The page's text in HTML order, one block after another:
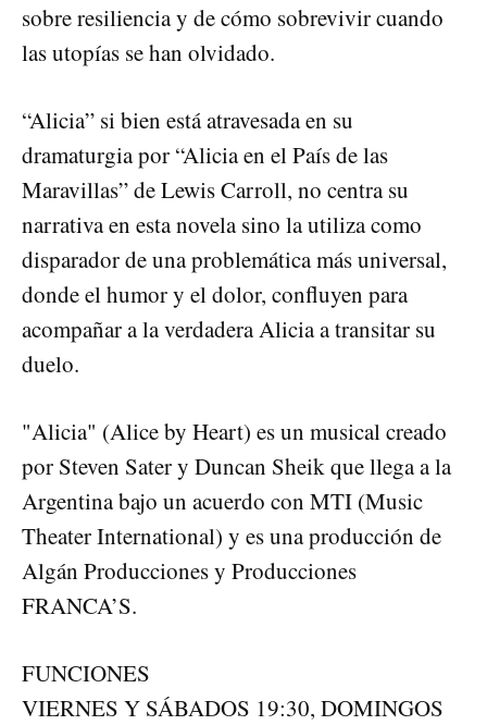
sobre resiliencia y de cómo sobrevivir cuando
las utopías se han olvidado.
“Alicia” si bien está atravesada en su
dramaturgia por “Alicia en el País de las
Maravillas” de Lewis Carroll, no centra su
narrativa en esta novela sino la utiliza como
disparador de una problemática más universal,
donde el humor y el dolor, confluyen para
acompañar a la verdadera Alicia a transitar su
duelo.
"Alicia" (Alice by Heart) es un musical creado
por Steven Sater y Duncan Sheik que llega a la
Argentina bajo un acuerdo con MTI (Music
Theater International) y es una producción de
Algán Producciones y Producciones
FRANCA’S.
FUNCIONES
VIERNES Y SÁBADOS 19:30, DOMINGOS